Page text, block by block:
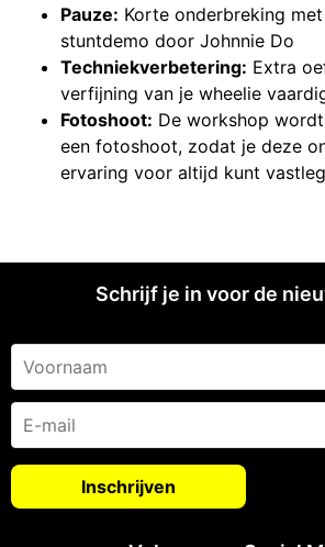
Pauze: Korte onderbreking
stuntdemo door Johnnie Do
Techniekverbetering: Extra
verfijning van je wheelie
Fotoshoot: De workshop
een fotoshoot, zodat je deze
ervaring voor altijd kunt
Schrijf je in voor de